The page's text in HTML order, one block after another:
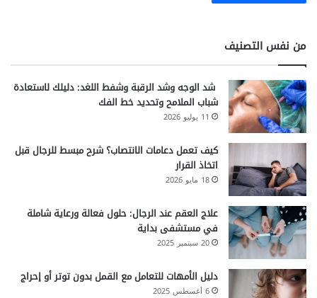
من نفس التصنيف
شد الوجه وشد الرقبة وشفط اللغد: دليلك لاستعادة
شباب الملامح وتحديد خط الفك
11 يوليو 2026
كيف تعمل دعامات الانتصاب؟ شرح مبسط للرجال قبل
اتخاذ القرار
18 مايو 2026
علاج العقم عند الرجال: حلول فعالة ورعاية شاملة
في مستشفى بداية
20 سبتمبر 2025
دليل الأمهات للتعامل مع القمل بدون توتر أو إحراج
6 أغسطس 2025